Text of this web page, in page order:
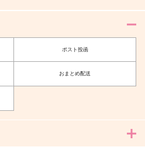
作品詳細 作品詳細
ポスト投函
おまとめ配送